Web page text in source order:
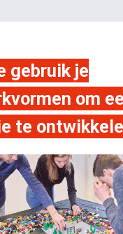
gebruik je
om
te